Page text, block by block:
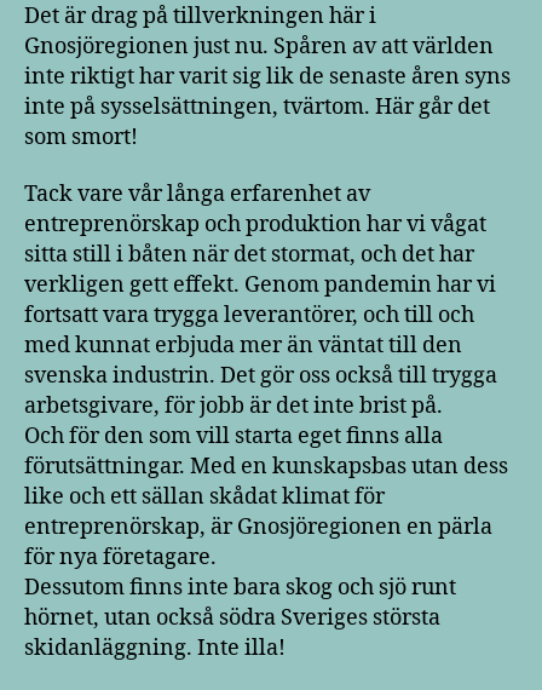
Det är drag på tillverkningen här i
Gnosjöregionen just nu. Spåren av att världen
inte riktigt har varit sig lik de senaste åren syns
inte på sysselsättningen, tvärtom. Här går det
som smort!
Tack vare vår långa erfarenhet av
entreprenörskap och produktion har vi vågat
sitta still i båten när det stormat, och det har
verkligen gett effekt. Genom pandemin har vi
fortsatt vara trygga leverantörer, och till och
med kunnat erbjuda mer än väntat till den
svenska industrin. Det gör oss också till trygga
arbetsgivare, för jobb är det inte brist på.
Och för den som vill starta eget finns alla
förutsättningar. Med en kunskapsbas utan dess
like och ett sällan skådat klimat för
entreprenörskap, är Gnosjöregionen en pärla
för nya företagare.
Dessutom finns inte bara skog och sjö runt
hörnet, utan också södra Sveriges största
skidanläggning. Inte illa!